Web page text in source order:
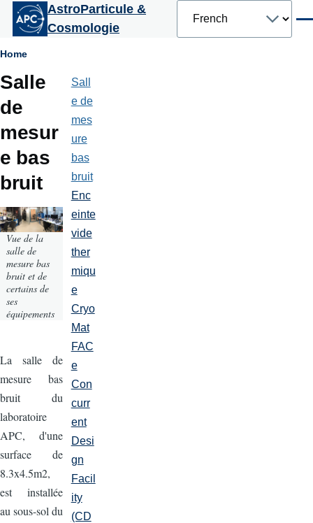
Aller au contenu principal
AstroParticule &
Cosmologie
your
Fil
d'Ariane
Home
Salle
de
mesur
e bas
bruit
Vue de la
salle de
mesure bas
bruit et de
certains de
ses
équipements
La salle de
mesure bas
bruit du
laboratoire
APC, d'une
surface de
8.3x4.5m2,
est installée
au sous-sol du
Plateformes
techniques
Sall
e de
mes
ure
bas
bruit
Enc
einte
vide
ther
miqu
e
Cryo
Mat
FAC
e
Con
curr
ent
Desi
gn
Facil
ity
(CD